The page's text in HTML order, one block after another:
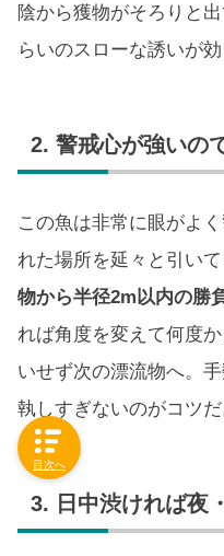
陰から獲物がそろりと
らいのスローな誘いが効
2. 警戒心が強いの
この魚は非常に眼がよ
れた場所を延々と引い
物から半径2m以内の勝
れば角度を変えて何度
いせず次の漂流物へ。
執しすぎないのがコツだ
3. 日中渋ければ夜
目次へ